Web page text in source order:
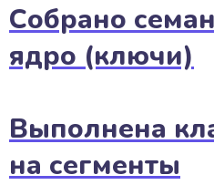
Собрано
ядро (ключи)
Выполнена
на сегменты